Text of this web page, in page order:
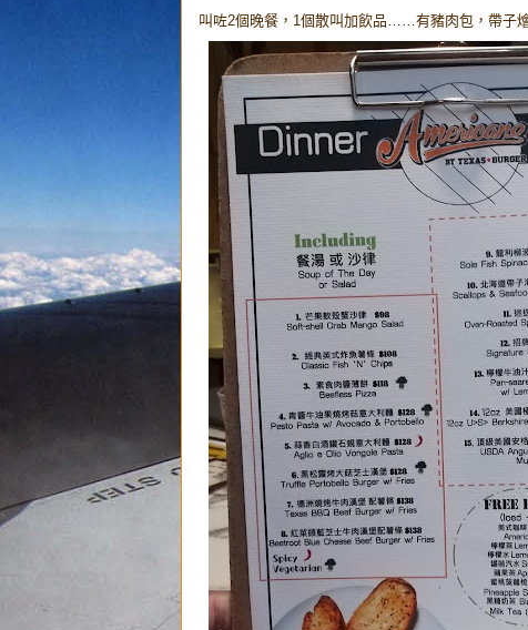
叫咗2個晚餐，1個散叫加飲品……有豬肉包，帶子